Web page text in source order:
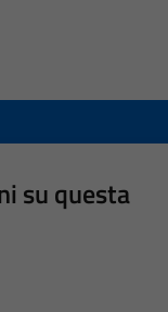
su questa